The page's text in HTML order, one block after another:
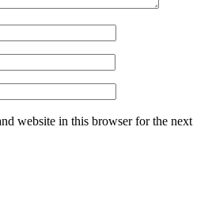
website in this browser for the next